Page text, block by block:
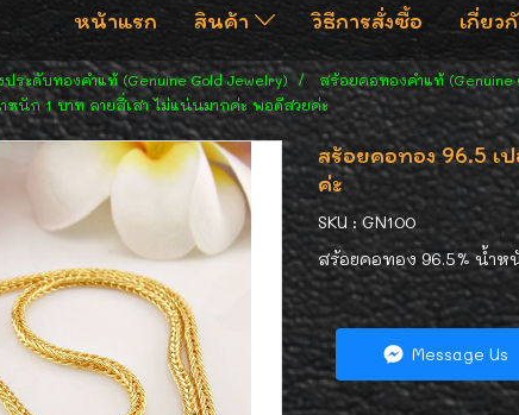
หน้าแรก สินค้า วิธีการสั่งซื้อ เกี่ยว
ประดับทองคำแท้ (Genuine Gold Jewelry)
สร้อยคอทองคำแท้ (Genuine
นัก 1 บาท ลายสี่เสา ไม่แน่นมากค่ะ พอดีสวยค่ะ
สร้อยคอทอง 96.5 เ
ค่ะ
SKU : GN100
สร้อยคอทอง 96.5% น้ำห
Message Us